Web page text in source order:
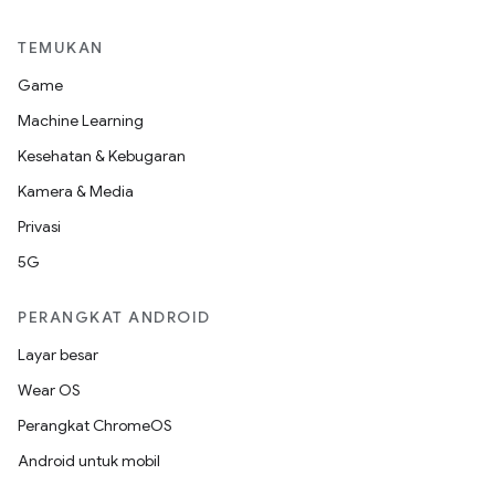
TEMUKAN
Game
Machine Learning
Kesehatan & Kebugaran
Kamera & Media
Privasi
5G
PERANGKAT ANDROID
Layar besar
Wear OS
Perangkat ChromeOS
Android untuk mobil